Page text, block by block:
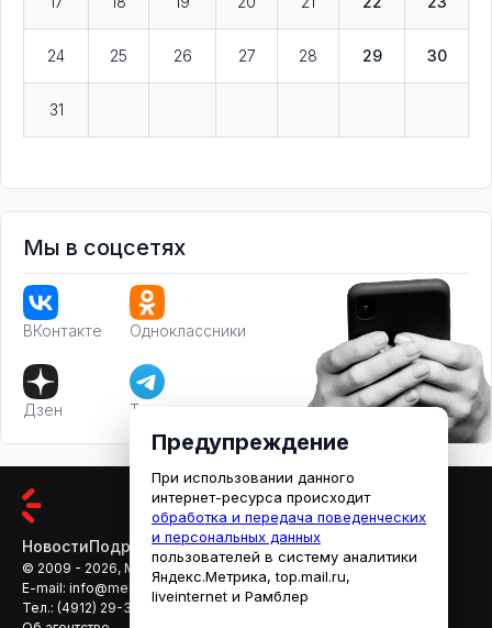
24 25 26 27 28 29 30
31
Мы в соцсетях
ВКонтакте Одноклассники
Дзен Телеграм
НовостиПодробностиАфишаКино
© 2009 - 2026, МЕДИАРЯЗАНЬ
E-mail: info@mediaryazan.ru
reklama@mediaryazan.ru
Тел.: (4912) 29-33-66
Предупреждение
При использовании данного
интернет-ресурса происходит
обработка и передача поведенческих
и персональных данных
пользователей в систему аналитики
Яндекс.Метрика, top.mail.ru,
liveinternet и Рамблер